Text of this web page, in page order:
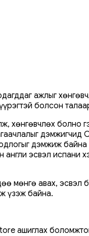
ажлыг
болсон
хөнгөвчлөх болно
дэмжигчид
дэмжиж
эсвэл испани
мөнгө авах, эсвэл
үзэж байна.
ашиглах